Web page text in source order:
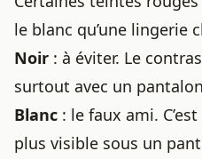
le blanc qu’une lingerie
Noir : à éviter. Le
surtout avec un
Blanc : le faux ami.
plus visible sous un